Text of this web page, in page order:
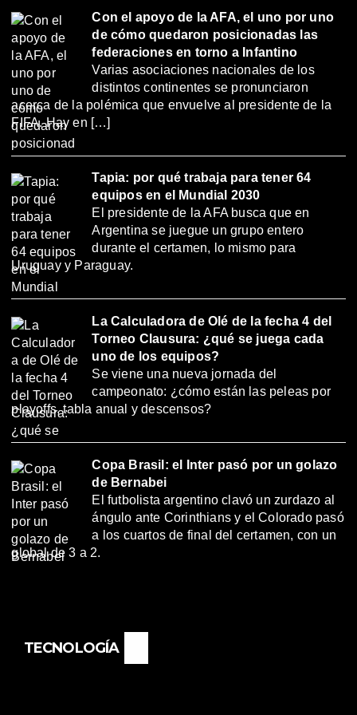
Con el apoyo de la AFA, el uno por uno
de cómo quedaron posicionadas las
federaciones en torno a Infantino
Varias asociaciones nacionales de los
distintos continentes se pronunciaron
acerca de la polémica que envuelve al presidente de la
FIFA. Hay en […]
Tapia: por qué trabaja para tener 64
equipos en el Mundial 2030
El presidente de la AFA busca que en
Argentina se juegue un grupo entero
durante el certamen, lo mismo para
Uruguay y Paraguay.
La Calculadora de Olé de la fecha 4 del
Torneo Clausura: ¿qué se juega cada
uno de los equipos?
Se viene una nueva jornada del
campeonato: ¿cómo están las peleas por
playoffs, tabla anual y descensos?
Copa Brasil: el Inter pasó por un golazo
de Bernabei
El futbolista argentino clavó un zurdazo al
ángulo ante Corinthians y el Colorado pasó
a los cuartos de final del certamen, con un
global de 3 a 2.
TECNOLOGÍA